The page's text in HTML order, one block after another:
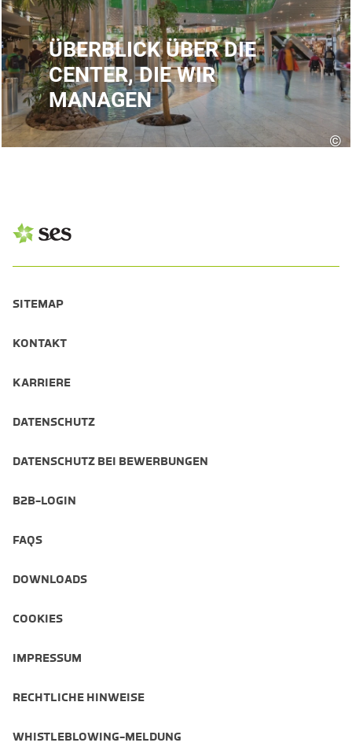
©
ÜBERBLICK ÜBER DIE
CENTER, DIE WIR
MANAGEN
SITEMAP
KONTAKT
KARRIERE
DATENSCHUTZ
DATENSCHUTZ BEI BEWERBUNGEN
B2B-LOGIN
FAQS
DOWNLOADS
COOKIES
IMPRESSUM
RECHTLICHE HINWEISE
WHISTLEBLOWING-MELDUNG